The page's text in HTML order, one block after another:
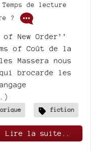
de lecture
?
of New Order’’
of Coût de la
Massera nous
brocarde les
fiction
Lire la suite..